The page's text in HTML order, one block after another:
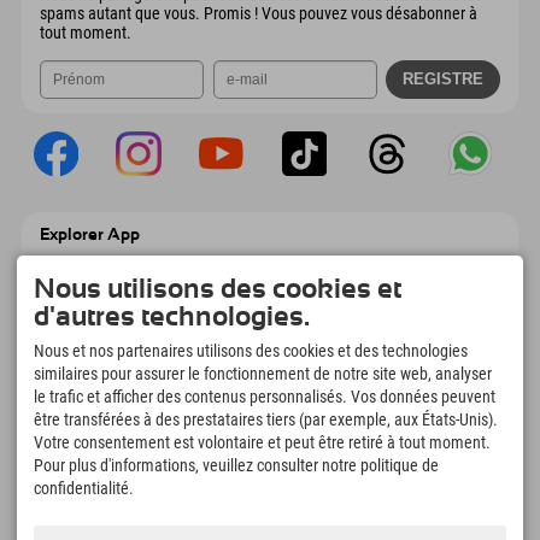
spams autant que vous. Promis ! Vous pouvez vous désabonner à
tout moment.
Explorer App
Explorer à emporter avec aperçu de vos
réservations, liste de choses à faire, aperçu
des restaurants et bien plus encore.
Téléchargez-le maintenant !
L'heure des moments d'exploration
166
Lacs de montagne et
piscines d'aventure
4.634 km
Pistes de ski et de
Nous utilisons des cookies et
d'autres technologies.
Nous et nos partenaires utilisons des cookies et des technologies
similaires pour assurer le fonctionnement de notre site web, analyser
le trafic et afficher des contenus personnalisés. Vos données peuvent
être transférées à des prestataires tiers (par exemple, aux États-Unis).
Votre consentement est volontaire et peut être retiré à tout moment.
Pour plus d'informations, veuillez consulter notre politique de
confidentialité.